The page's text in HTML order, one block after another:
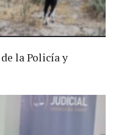
la Policía y